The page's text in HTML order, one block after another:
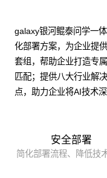
galaxy银河鲲泰问学一
化部署方案，为企业提
套组，帮助企业打造专
匹配；提供八大行业解
点，助力企业将AI技术
安全部署
简化部署流程、降低技